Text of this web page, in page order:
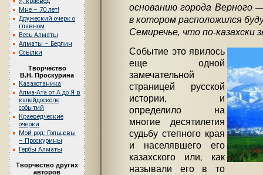
Мне – 70 лет!
Дружеский очерк о
главном
Весь Алматы
Алматы – Берлин
Ссылки
Творчество
В.Н. Проскурина
Казахстаника
Алма-Ата от А до Я в
калейдоскопе
событий
Краеведческие
очерки
Мой род: Гольцевы
– Проскурины
Гербы Алматы
Творчество других
авторов
основанию города
в котором расположился
Семиречье, что по-казахски
Событие это явилось
еще одной
замечательной
страницей русской
истории, и
определило на
многие десятилетия
судьбу степного края
и населявшего его
казахского или, как
называли его в то